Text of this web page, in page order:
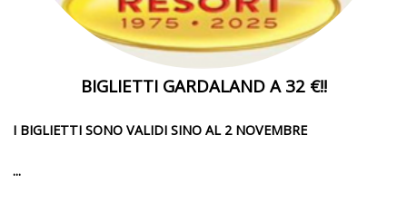
BIGLIETTI GARDALAND A 32 €!!
I BIGLIETTI SONO VALIDI SINO AL 2 NOVEMBRE
...